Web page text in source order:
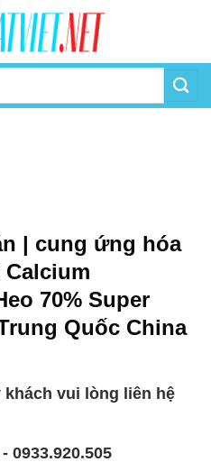
| cung ứng hóa
70% Super
Quốc China
khách vui lòng liên hệ
0933.920.505